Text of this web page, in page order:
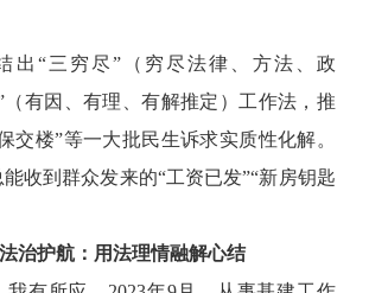
出“三穷尽”（穷尽法律、方法、政
（有因、有理、有解推定）工作法，推
交楼”等一大批民生诉求实质性化解。
收到群众发来的“工资已发”“新房钥匙
法治护航：用法理情融解心结